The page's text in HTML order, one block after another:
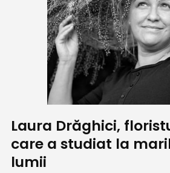
Laura Drăghici,
care a studiat la
lumii